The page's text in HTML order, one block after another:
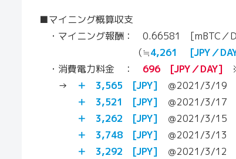
■マイニング概算収支
・マイニング報酬： 0.66581 [mBTC／
（≒4,261 [JPY／
・消費電力料金 ： 696 [JPY／DAY]
→
＋ 3,565 [JPY] ＠2021/3/19
＋ 3,521 [JPY] ＠2021/3/17
＋ 3,262 [JPY] ＠2021/3/15
＋ 3,748 [JPY] ＠2021/3/13
＋ 3,292 [JPY] ＠2021/3/12